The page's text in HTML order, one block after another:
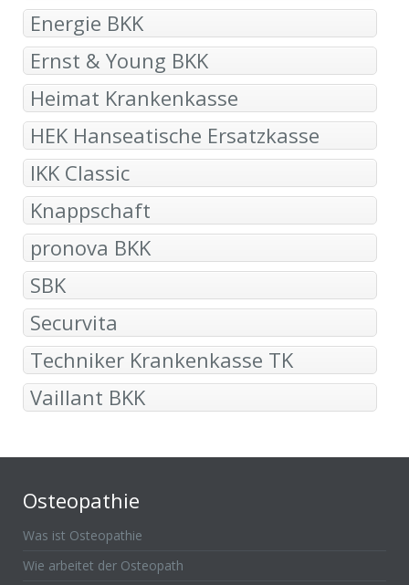
Energie BKK
Ernst & Young BKK
Heimat Krankenkasse
HEK Hanseatische Ersatzkasse
IKK Classic
Knappschaft
pronova BKK
SBK
Securvita
Techniker Krankenkasse TK
Vaillant BKK
Osteopathie
Was ist Osteopathie
Wie arbeitet der Osteopath